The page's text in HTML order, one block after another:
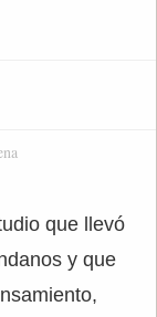
que llevó
y que